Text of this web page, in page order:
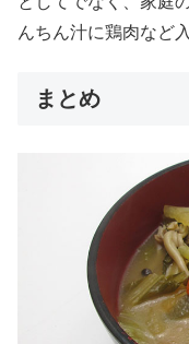
んちん汁に鶏肉など
まとめ